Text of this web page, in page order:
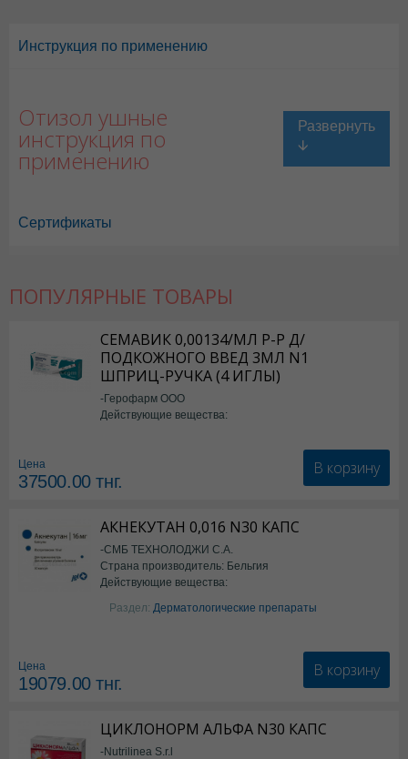
Инструкция по применению
Отизол ушные
инструкция по
применению
Сертификаты
ПОПУЛЯРНЫЕ ТОВАРЫ
СЕМАВИК 0,00134/МЛ Р-Р Д/
ПОДКОЖНОГО ВВЕД 3МЛ N1
ШПРИЦ-РУЧКА (4 ИГЛЫ)
-Герофарм ООО
Действующие вещества:
Цена
37500.00тнг.
В корзину
АКНЕКУТАН 0,016 N30 КАПС
-СМБ ТЕХНОЛОДЖИ С.А.
Страна производитель: Бельгия
Действующие вещества:
Изотретиноин
Раздел: Дерматологические препараты
Цена
19079.00тнг.
В корзину
ЦИКЛОНОРМ АЛЬФА N30 КАПС
-Nutrilinea S.r.l